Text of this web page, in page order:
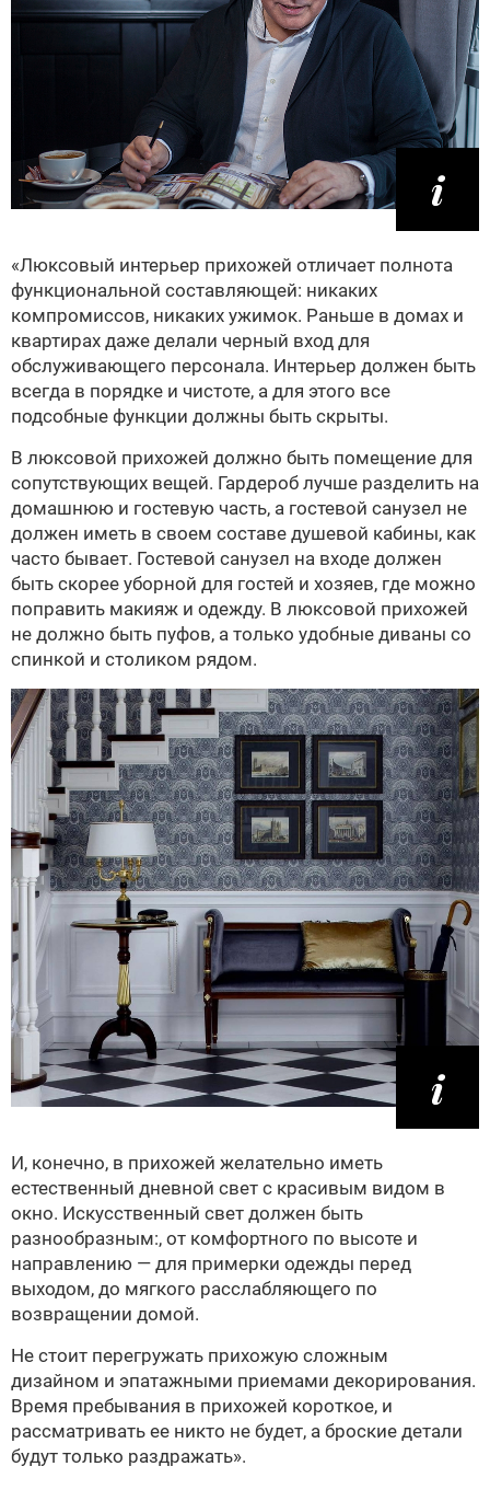
«Люксовый интерьер прихожей отличает полнота
функциональной составляющей: никаких
компромиссов, никаких ужимок. Раньше в домах и
квартирах даже делали черный вход для
обслуживающего персонала. Интерьер должен быть
всегда в порядке и чистоте, а для этого все
подсобные функции должны быть скрыты.
В люксовой прихожей должно быть помещение для
сопутствующих вещей. Гардероб лучше разделить на
домашнюю и гостевую часть, а гостевой санузел не
должен иметь в своем составе душевой кабины, как
часто бывает. Гостевой санузел на входе должен
быть скорее уборной для гостей и хозяев, где можно
поправить макияж и одежду. В люксовой прихожей
не должно быть пуфов, а только удобные диваны со
спинкой и столиком рядом.
И, конечно, в прихожей желательно иметь
естественный дневной свет с красивым видом в
окно. Искусственный свет должен быть
разнообразным:, от комфортного по высоте и
направлению — для примерки одежды перед
выходом, до мягкого расслабляющего по
возвращении домой.
Не стоит перегружать прихожую сложным
дизайном и эпатажными приемами декорирования.
Время пребывания в прихожей короткое, и
рассматривать ее никто не будет, а броские детали
будут только раздражать».